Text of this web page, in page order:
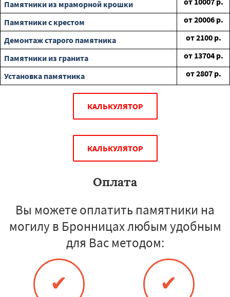
Памятники из мраморной крошки
Памятники с крестом
от20006 р.
Демонтаж старого памятника
от2100 р.
Памятники из гранита
от 13704 р.
Установка памятника
от2807 р.
КАЛЬКУЛЯТОР
КАЛЬКУЛЯТОР
Оплата
Вы можете оплатить памятники на
могилу в Бронницах любым удобным
для Вас методом:
✔ ✔